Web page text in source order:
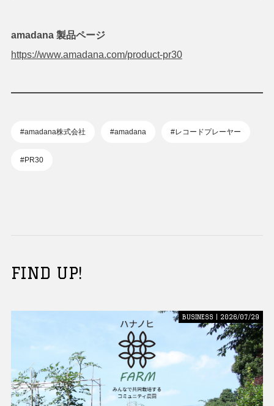
amadana 製品ページ
https://www.amadana.com/product-pr30
#amadana株式会社 #amadana #レコードプレーヤー
#PR30
FIND UP!
BUSINESS | 2026/07/29